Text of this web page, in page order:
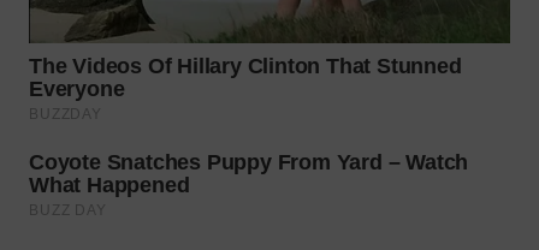
WN
BEKASI
BOGOR